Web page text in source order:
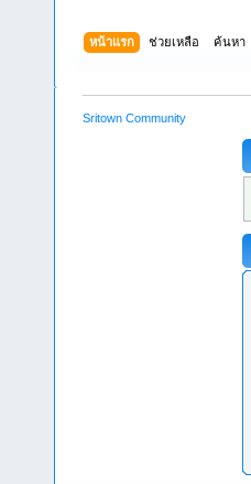
หน้าแรก ช่วยเหลือ ค้นหา
Sritown Community